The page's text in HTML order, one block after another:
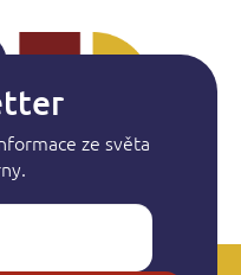
ze světa